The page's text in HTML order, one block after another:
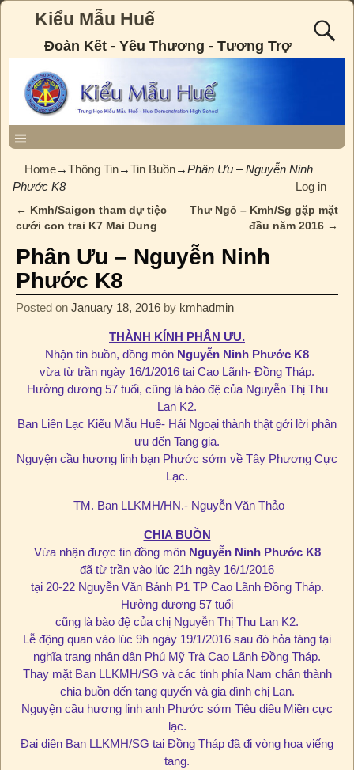
Kiểu Mẫu Huế
Đoàn Kết - Yêu Thương - Tương Trợ
Home→Thông Tin→Tin Buồn→Phân Ưu – Nguyễn Ninh
Phước K8
Log in
Post navigation
← Kmh/Saigon tham dự tiệc
cưới con trai K7 Mai Dung
Thư Ngỏ – Kmh/Sg gặp mặt
đầu năm 2016 →
Phân Ưu – Nguyễn Ninh
Phước K8
Posted on January 18, 2016 by kmhadmin
THÀNH KÍNH PHÂN ƯU.
Nhận tin buồn, đồng môn Nguyễn Ninh Phước K8
vừa từ trần ngày 16/1/2016 tại Cao Lãnh- Đồng Tháp.
Hưởng dương 57 tuổi, cũng là bào đệ của Nguyễn Thị Thu
Lan K2.
Ban Liên Lạc Kiểu Mẫu Huế- Hải Ngoại thành thật gởi lời phân
ưu đến Tang gia.
Nguyện cầu hương linh bạn Phước sớm về Tây Phương Cực
Lạc.
TM. Ban LLKMH/HN.- Nguyễn Văn Thảo
CHIA BUỒN
Vừa nhận được tin đồng môn Nguyễn Ninh Phước K8
đã từ trần vào lúc 21h ngày 16/1/2016
tại 20-22 Nguyễn Văn Bảnh P1 TP Cao Lãnh Đồng Tháp.
Hưởng dương 57 tuổi
cũng là bào đệ của chị Nguyễn Thị Thu Lan K2.
Lễ động quan vào lúc 9h ngày 19/1/2016 sau đó hỏa táng tại
nghĩa trang nhân dân Phú Mỹ Trà Cao Lãnh Đồng Tháp.
Thay mặt Ban LLKMH/SG và các tỉnh phía Nam chân thành
chia buồn đến tang quyến và gia đình chị Lan.
Nguyện cầu hương linh anh Phước sớm Tiêu diêu Miền cực
lạc.
Đại diện Ban LLKMH/SG tại Đồng Tháp đã đi vòng hoa viếng
tang.